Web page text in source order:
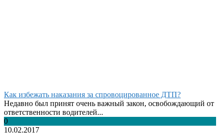
Как избежать наказания за спровоцированное ДТП?
Недавно был принят очень важный закон, освобождающий от
ответственности водителей...
0
10.02.2017